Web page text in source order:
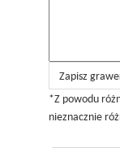
Zapisz
*Z powodu
nieznacznie